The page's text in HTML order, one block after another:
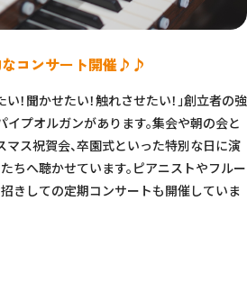
なコンサート開催♪♪
！聞かせたい！触れさせたい！」創立者の強
イプオルガンがあります。集会や朝の会と
マス祝賀会、卒園式といった特別な日に演
ちへ聴かせています。ピアニストやフルー
きしての定期コンサートも開催していま